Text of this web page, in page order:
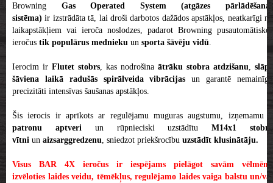
Browning Gas Operated System (atgāzes pārlādēšanas
sistēma)ir izstrādāta tā, lai droši darbotos dažādos apstākļos, neatkarīgi no
laikapstākļiem vai ieroča noslodzes, padarot Browning pusautomātiskos
ieročus tik populārus mednieku un sporta šāvēju vidū
Ierocim ir Flutet stobrs , kas nodrošina ātrāku stobra atdzišanu
slāpē
šāviena laikā radušās spirālveida vibrācijas un garantē nemainīgu
precizitāti intensīvas šaušanas apstākļos.
Šis ierocis ir aprīkots ar regulējamu muguras augstumu, izņemamu
patronu aptveri
un rūpnieciski uzstādītuM14x1 stobra
vītni un aizsarggredzenu , sniedzot priekšrocību uzstādīt klusinātāju.
Visus BAR 4X ieročus ir iespējams pielāgot savām vēlmēm,
izvēloties laides veidu, tēmēkļus, regulējamo laides vaiga balstu un/vai